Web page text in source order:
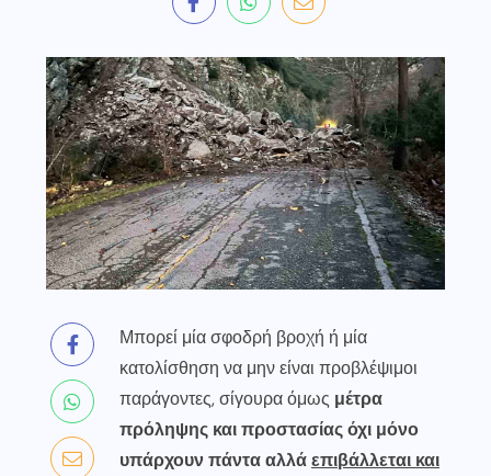
Μπορεί μία σφοδρή βροχή ή μία
κατολίσθηση να μην είναι προβλέψιμοι
παράγοντες, σίγουρα όμως μέτρα
πρόληψης και προστασίας όχι μόνο
υπάρχουν πάντα αλλάεπιβάλλεται και